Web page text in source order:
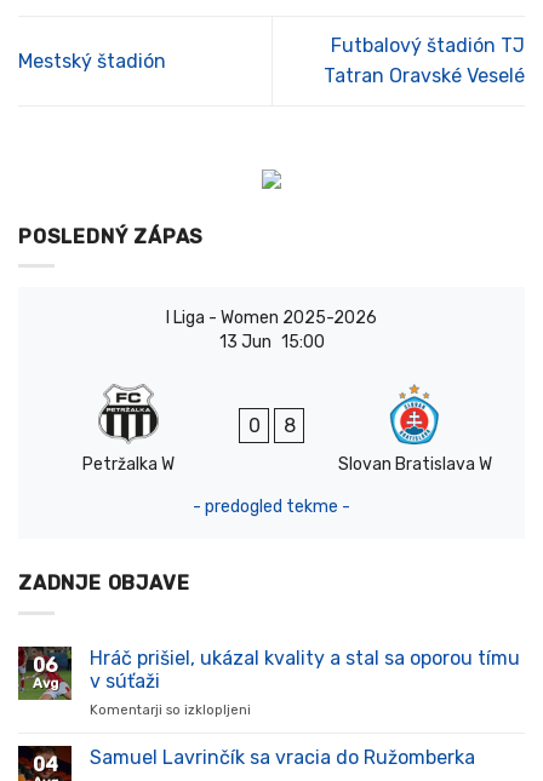
Mestský štadión
Futbalový štadión TJ
Tatran Oravské Veselé
POSLEDNÝ ZÁPAS
I Liga - Women 2025-2026
13 Jun 15:00
Petržalka W
0 8
Slovan Bratislava W
- predogled tekme -
ZADNJE OBJAVE
06
Avg
Hráč prišiel, ukázal kvality a stal sa oporou tímu
v súťaži
Komentarji so izklopljeni
prišiel,
04 Samuel Lavrinčík sa vracia do Ružomberka